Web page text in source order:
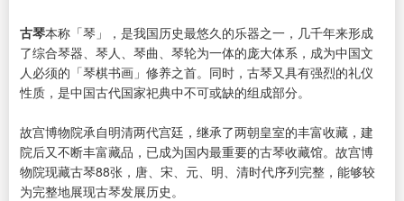
古琴本称「琴」，是我国历史最悠久的乐器之一，几千年来形成
了综合琴器、琴人、琴曲、琴轮为一体的庞大体系，成为中国文
人必须的「琴棋书画」修养之首。同时，古琴又具有强烈的礼仪
性质，是中国古代国家祀典中不可或缺的组成部分。
故宫博物院承自明清两代宫廷，继承了两朝皇室的丰富收藏，建
院后又不断丰富藏品，已成为国内最重要的古琴收藏馆。故宫博
物院现藏古琴88张，唐、宋、元、明、清时代序列完整，能够较
为完整地展现古琴发展历史。